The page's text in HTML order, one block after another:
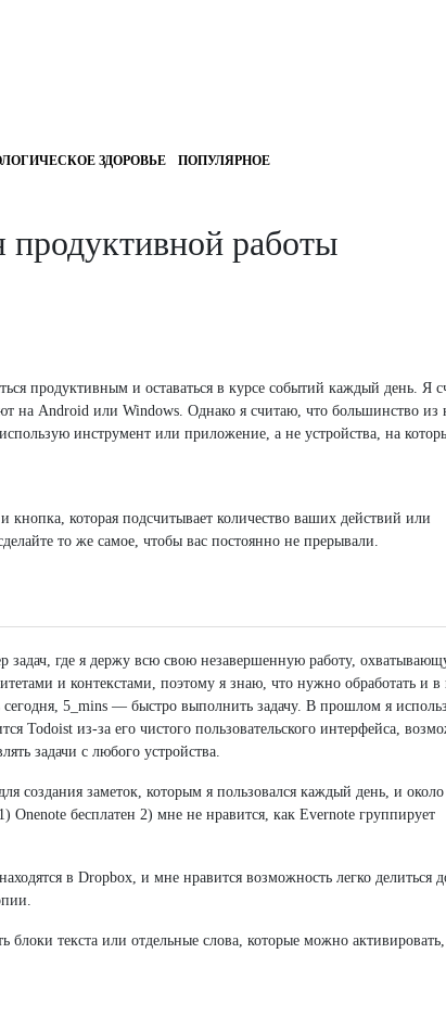
ЗДОРОВЬЕ ПОПУЛЯРНОЕ
работы
продуктивным и оставаться в курсе событий каждый день. Я
на Android или Windows. Однако я считаю, что большинство из
инструмент или приложение, а не устройства, на
которая подсчитывает количество ваших действий или
то же самое, чтобы вас постоянно не прерывали.
где я держу всю свою незавершенную работу,
и контекстами, поэтому я знаю, что нужно обработать и в
5_mins — быстро выполнить задачу. В прошлом я
Todoist из-за его чистого пользовательского интерфейса,
задачи с любого устройства.
заметок, которым я пользовался каждый день, и около
бесплатен 2) мне не нравится, как Evernote группирует
в Dropbox, и мне нравится возможность легко делиться
текста или отдельные слова, которые можно